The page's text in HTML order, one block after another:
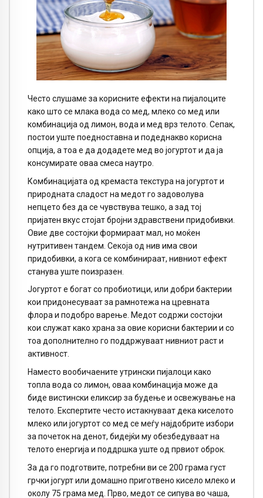
Често слушаме за корисните ефекти на пијалоците
како што се млака вода со мед, млеко со мед или
комбинација од лимон, вода и мед врз телото. Сепак,
постои уште поедноставна и подеднакво корисна
опција, а тоа е да додадете мед во јогуртот и да ја
консумирате оваа смеса наутро.
Комбинацијата од кремаста текстура на јогуртот и
природната сладост на медот го задоволува
непцето без да се чувствува тешко, а зад тој
пријатен вкус стојат бројни здравствени придобивки.
Овие две состојки формираат мал, но моќен
нутритивен тандем. Секоја од нив има свои
придобивки, а кога се комбинираат, нивниот ефект
станува уште поизразен.
Јогуртот е богат со пробиотици, или добри бактерии
кои придонесуваат за рамнотежа на цревната
флора и подобро варење. Медот содржи состојки
кои служат како храна за овие корисни бактерии и со
тоа дополнително го поддржуваат нивниот раст и
активност.
Наместо вообичаените утрински пијалоци како
топла вода со лимон, оваа комбинација може да
биде вистински еликсир за будење и освежување на
телото. Експертите често истакнуваат дека киселото
млеко или јогуртот со мед се меѓу најдобрите избори
за почеток на денот, бидејќи му обезбедуваат на
телото енергија и поддршка уште од првиот оброк.
За да го подготвите, потребни ви се 200 грама густ
грчки јогурт или домашно приготвено кисело млеко и
околу 75 грама мед. Прво, медот се сипува во чаша,